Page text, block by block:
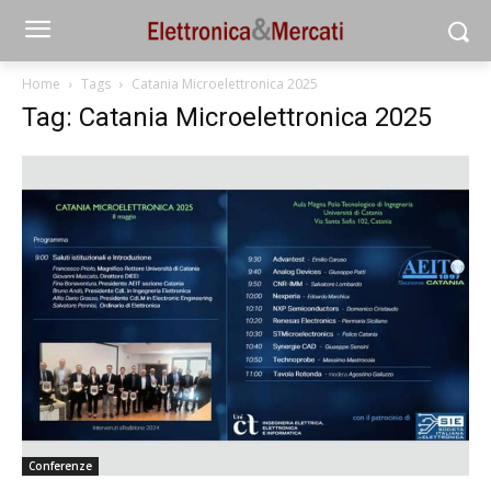
Home Tags Catania Microelettronica 2025
Tag: Catania Microelettronica 2025
Conferenze